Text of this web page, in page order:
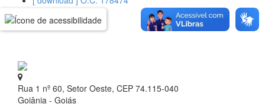
Rua 1 nº 60, Setor Oeste, CEP 74.115-040
Goiânia - Goiás